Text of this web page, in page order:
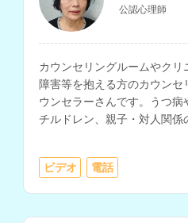
公認心理師
カウンセリングルームやク
障害等を抱える方のカウンセ
ウンセラーさんです。うつ
チルドレン、親子・対人関係
く、小中学校で10年以上の
不登校や引きこもり、子育て
ます。
ビデオ 電話